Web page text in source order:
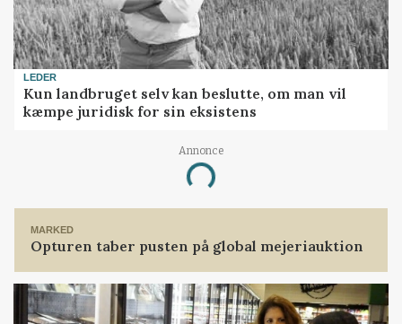
LEDER
Kun landbruget selv kan beslutte, om man vil
kæmpe juridisk for sin eksistens
Annonce
Loading...
MARKED
Opturen taber pusten på global mejeriauktion